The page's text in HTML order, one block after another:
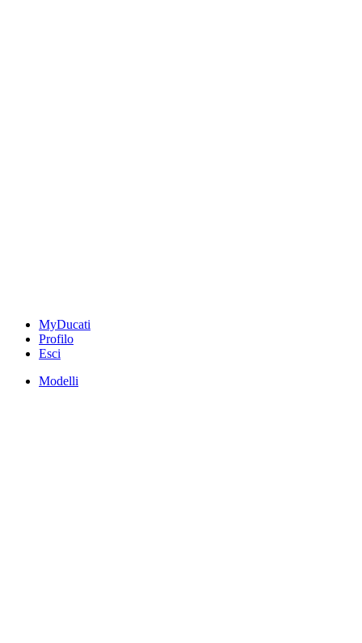
MyDucati
Profilo
Esci
Modelli